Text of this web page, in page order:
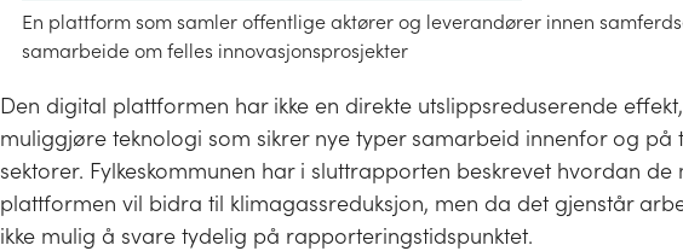
En plattform som samler offentlige aktører og leverandører innen
samarbeide om felles innovasjonsprosjekter
Den digital plattformen har ikke en direkte utslippsreduserende
muliggjøre teknologi som sikrer nye typer samarbeid innenfor og på
sektorer. Fylkeskommunen har i sluttrapporten beskrevet hvordan de
plattformen vil bidra til klimagassreduksjon, men da det gjenstår
ikke mulig å svare tydelig på rapporteringstidspunktet.